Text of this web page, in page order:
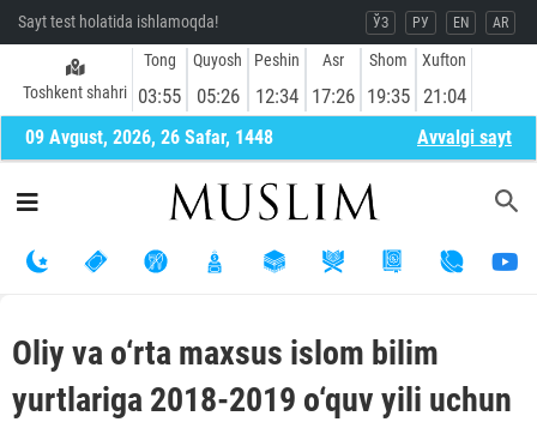
Sayt test holatida ishlamoqda! ЎЗ РУ EN AR
Toshkent shahri
Tong
03:55
Quyosh
05:26
Peshin
12:34
Asr
17:26
Shom
19:35
Xufton
21:04
09 Avgust, 2026, 26 Safar, 1448 Avvalgi sayt
Oliy va o‘rta maxsus islom bilim
yurtlariga 2018-2019 o‘quv yili uchun